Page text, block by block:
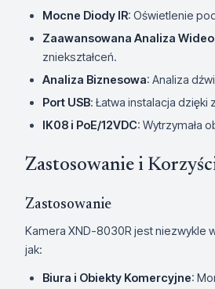
Mocne Diody IR: Oświetlenie
Zaawansowana Analiza Wideo
zniekształceń.
Analiza Biznesowa: Analiza
Port USB: Łatwa instalacja
IK08 i PoE/12VDC: Wytrzymała
Zastosowanie i
Zastosowanie
Kamera XND-8030R jest niezwykle
jak:
Biura i Obiekty Komercyjne: